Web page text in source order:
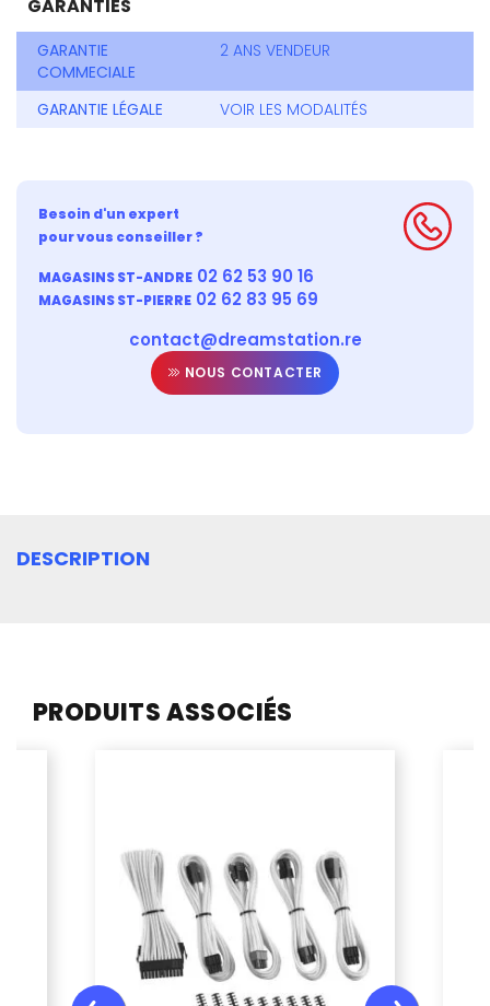
GARANTIES
GARANTIE
COMMECIALE
2 ANS VENDEUR
GARANTIE LÉGALE VOIR LES MODALITÉS
Besoin d'un expert
pour vous conseiller ?
MAGASINS ST-ANDRE 02 62 53 90 16
MAGASINS ST-PIERRE 02 62 83 95 69
contact@dreamstation.re
NOUS CONTACTER
DESCRIPTION
PRODUITS ASSOCIÉS